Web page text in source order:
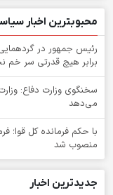
محبوبترین اخبار
رئیس جمهور در
برابر هیچ قدرتی سر خم
سخنگوی وزارت دفاع:
می‌دهد
با حکم فرمانده کل قوا؛
منصوب شد
جدیدترین اخبار